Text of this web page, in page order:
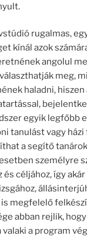
rugalmas,
kínál azok
angolul
meg,
haladni, hiszen
egyik legfőbb
tanulást vagy házi
a segítő
személyre
és céljához, így
megfelelő
abban rejlik,
valaki a program